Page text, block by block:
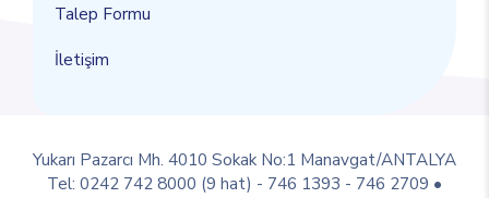
Talep Formu
İletişim
Yukarı Pazarcı Mh. 4010 Sokak No:1 Manavgat/ANTALYA
Tel: 0242 742 8000 (9 hat) - 746 1393 - 746 2709 •